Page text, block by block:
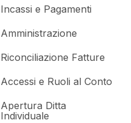
Incassi e Pagamenti
Amministrazione
Riconciliazione Fatture
Accessi e Ruoli al Conto
Apertura Ditta
Individuale